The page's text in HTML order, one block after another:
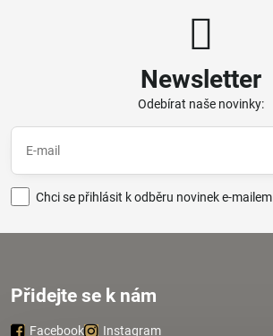
Newsletter
Odebírat naše novinky:
Chci se přihlásit k odběru novinek e-mailem
Přidejte se k nám
Facebook Instagram